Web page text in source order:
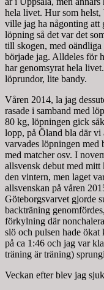
hela livet. Hur som
ville jag ha någonting att
löpning så det var det
till skogen, med
började jag. Alldeles för
har genomsyrat hela
löprundor, lite bandy.
Våren 2014, la jag
rasade i samband med
80 kg, löpningen gick
lopp, på Öland bla där
varvades löpningen med
med matcher osv. I
allsvensk debut med
den vintern, men laget
allsvenskan på våren
Göteborgsvarvet gjorde
backträning
förkylning där
slö och pulsen hade ökat
på ca 1:46 och jag var
träning är träning)
Veckan efter blev jag